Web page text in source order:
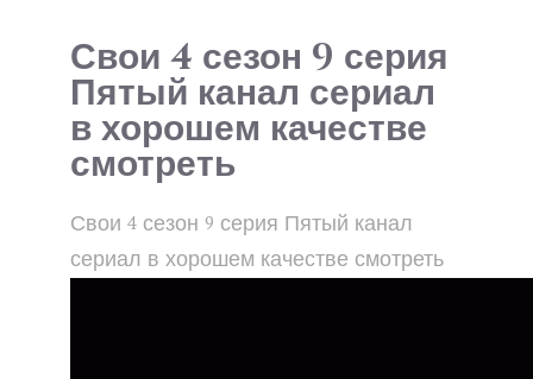
Свои 4 сезон 9 серия
Пятый канал сериал
в хорошем качестве
смотреть
Свои 4 сезон 9 серия Пятый канал
сериал в хорошем качестве смотреть